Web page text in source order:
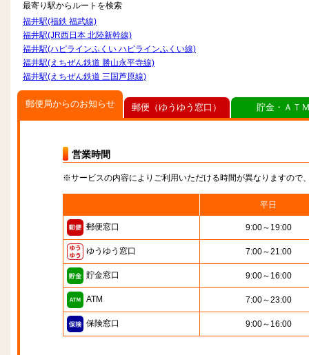
最寄り駅からルートを検索
福井駅(福鉄 福武線)
福井駅(JR西日本 北陸新幹線)
福井駅(ハピラインふくい ハピラインふくい線)
福井駅(えちぜん鉄道 勝山永平寺線)
福井駅(えちぜん鉄道 三国芦原線)
郵便局からのお知らせ
営業時間
※サービスの内容によりご利用いただける時間が異なりますので
平日
郵便窓口 9:00～19:00
ゆうゆう窓口 7:00～21:00
貯金窓口 9:00～16:00
ATM 7:00～23:00
保険窓口 9:00～16:00
郵便（ゆうゆう窓口） 貯金・ＡＴ